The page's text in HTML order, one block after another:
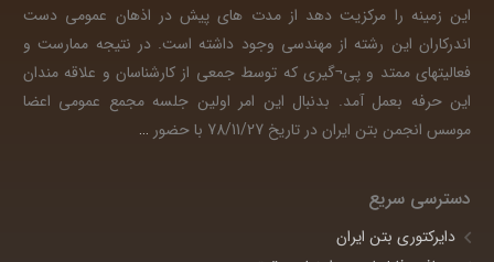
این زمینه را مرکزیت دهد از مدت های پیش در اذهان عمومی دست
اندرکاران این رشته از مهندسی وجود داشته است. در نتیجه ممارست و
فعالیتهای ممتد و پی¬گیری که توسط جمعی از کارشناسان و علاقه مندان
این حرفه بعمل آمد. بدنبال این امر اولین جلسه مجمع عمومی اعضا
موسس انجمن بتن ایران در تاریخ 78/11/27 با حضور
…
دسترسی سریع
دایرکتوری بتن ایران